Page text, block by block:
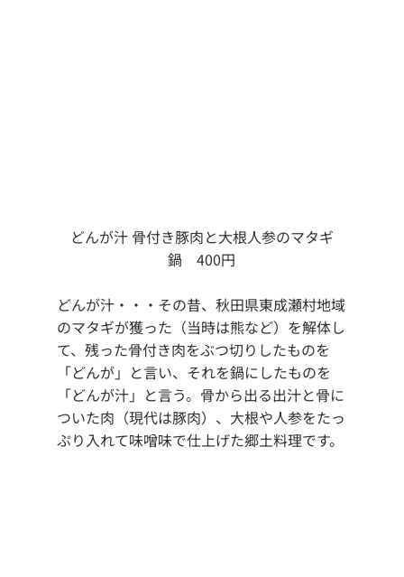
どんが汁 骨付き豚肉と大根人参のマタギ
鍋　400円
どんが汁・・・その昔、秋田県東成瀬村地域
のマタギが獲った（当時は熊など）を解体し
て、残った骨付き肉をぶつ切りしたものを
「どんが」と言い、それを鍋にしたものを
「どんが汁」と言う。骨から出る出汁と骨に
ついた肉（現代は豚肉）、大根や人参をたっ
ぷり入れて味噌味で仕上げた郷土料理です。